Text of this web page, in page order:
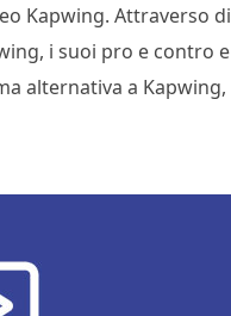
Kapwing. Attraverso di
i suoi pro e contro e
alternativa a Kapwing,